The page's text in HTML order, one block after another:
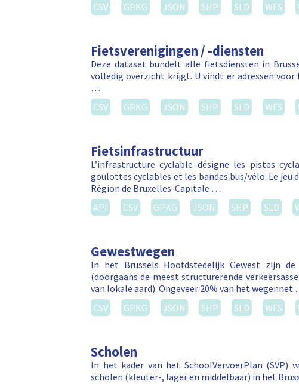
CSV
GPKG JSON SHP SLD WFS
Fietsverenigingen / -diensten
Deze dataset bundelt alle fietsdiensten in
volledig overzicht krijgt. U vindt er adressen
…
CSV
GPKG JSON SHP SLD WFS
Fietsinfrastructuur
L’infrastructure cyclable désigne les pistes
goulottes cyclables et les bandes bus/vélo. Le jeu
Région de Bruxelles-Capitale …
API
CSV GPKG JSON SHP SLD
Gewestwegen
In het Brussels Hoofdstedelijk Gewest zijn
(doorgaans de meest structurerende
van lokale aard). Ongeveer 20% van het wegennet
CSV
GPKG JSON SHP SLD WFS
Scholen
In het kader van het SchoolVervoerPlan
scholen (kleuter-, lager en middelbaar) in het